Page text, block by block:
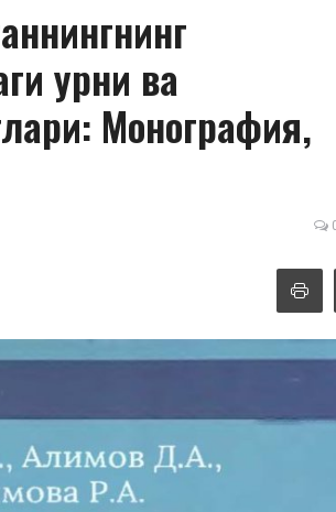
урни ва
Монография,